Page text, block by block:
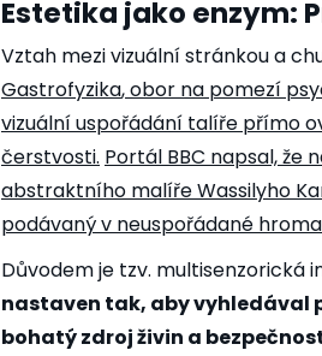
Estetika jako enzym:
Vztah mezi vizuální stránkou a
Gastrofyzika, obor na pomezí
vizuální uspořádání talíře přímo
čerstvosti. Portál BBC napsal,že
abstraktního malíře Wassilyho
podávaný v neuspořádané
Důvodem je tzv. multisenzorická
nastaven tak, aby vyhledával
bohatý zdroj živin a